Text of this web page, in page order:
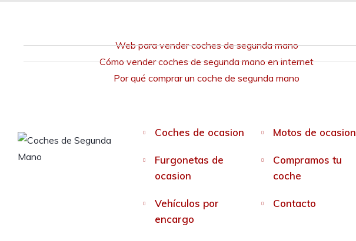
Web para vender coches de segunda mano
Cómo vender coches de segunda mano en internet
Por qué comprar un coche de segunda mano
Coches de ocasion Motos de ocasion
Furgonetas de
ocasion
Compramos tu
coche
Vehículos por
encargo
Contacto